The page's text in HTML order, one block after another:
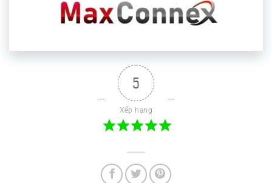
5
Xếp hạng